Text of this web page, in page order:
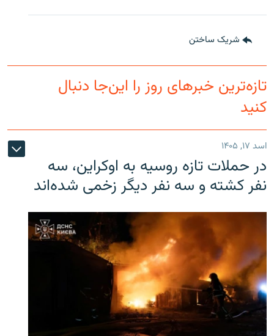
شریک ساختن
تازه‌ترین خبرهای روز را این‌جا دنبال
کنید
اسد ۱۷, ۱۴۰۵
در حملات تازه روسیه به اوکراین، سه
نفر کشته و سه نفر دیگر زخمی شده‌اند